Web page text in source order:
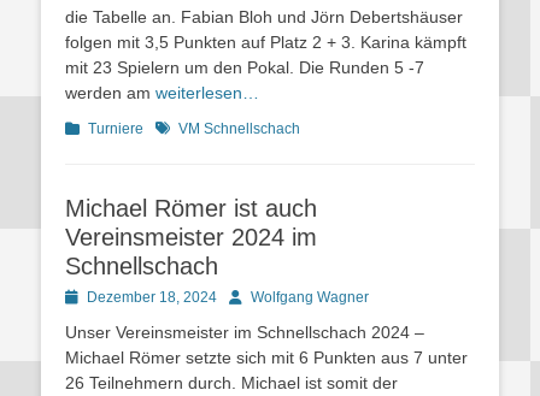
die Tabelle an. Fabian Bloh und Jörn Debertshäuser
folgen mit 3,5 Punkten auf Platz 2 + 3. Karina kämpft
mit 23 Spielern um den Pokal. Die Runden 5 -7
werden am weiterlesen…
Kategorien
Turniere Schlagworte
VM Schnellschach
Michael Römer ist auch
Vereinsmeister 2024 im
Schnellschach
PostedDezember 18, 2024 AutorWolfgang Wagner
Unser Vereinsmeister im Schnellschach 2024 –
Michael Römer setzte sich mit 6 Punkten aus 7 unter
26 Teilnehmern durch. Michael ist somit der